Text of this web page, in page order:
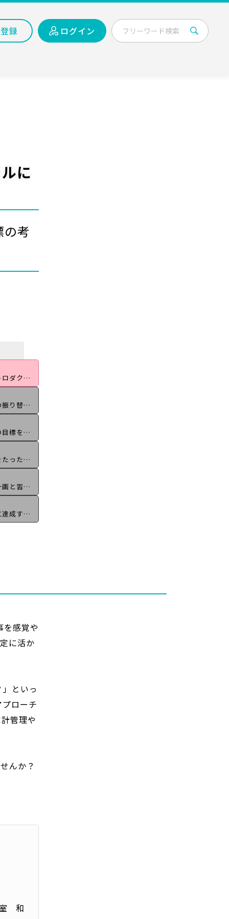
録 ログイン
に
考
2025目標設定ワークショップ1-1_イントロダクションータイプ別目標の考え方、「計画型」or「柔軟型」ー
2025目標設定ワークショップ1-2_昨年の振り替えりーギブスのリフレクティブサイクルー
2025目標設定ワークショップ1-3_今年の目標を考えようーライフホイールアプローチ、大きな目標から落とし込むー
2025目標設定ワークショップ1-4_目標をたった一つの言葉に落とし込む
2025目標設定ワークショップ1-5_行動計画と習慣につなげるためにーGROWモデルの紹介ー
2025目標設定ワークショップ1-6_確実に達成するための心理学ーリミッティングビリーフ、セカンダリーゲインー
を感覚や
に活か
といっ
ローチ
管理や
んか？
室 和